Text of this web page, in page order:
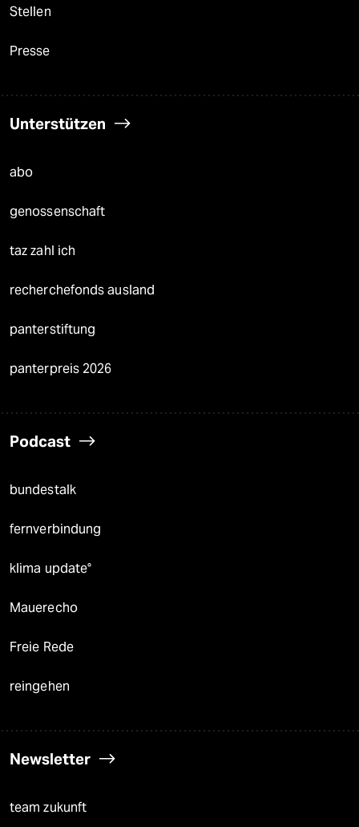
Stellen
Presse
Unterstützen
abo
genossenschaft
taz zahl ich
recherchefonds ausland
panterstiftung
panterpreis 2026
Podcast
bundestalk
fernverbindung
klima update°
Mauerecho
Freie Rede
reingehen
Newsletter
team zukunft